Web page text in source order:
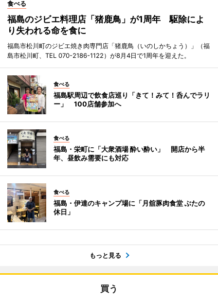
食べる
福島のジビエ料理店「猪鹿鳥」が1周年 駆除によ
り失われる命を食に
福島市松川町のジビエ焼き肉専門店「猪鹿鳥（いのしかちょう）」（福
島市松川町、TEL 070-2186-1122）が8月4日で1周年を迎えた。
食べる
福島駅周辺で飲食店巡り「きて！みて！呑んでラリ
ー」 100店舗参加へ
食べる
福島・栄町に「大衆酒場 酔い酔い」 開店から半
年、昼飲み需要にも対応
食べる
福島・伊達のキャンプ場に「月舘豚肉食堂 ぶたの
休日」
もっと見る
買う